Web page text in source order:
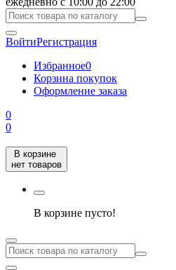
ВойтиРегистрация
Избранное0
Корзина покупок
Оформление заказа
0
0
В корзине
нет товаров
В корзине пусто!